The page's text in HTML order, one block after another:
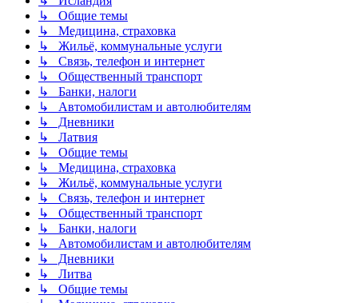
↳ Общие темы
↳ Медицина, страховка
↳ Жильё, коммунальные услуги
↳ Связь, телефон и интернет
↳ Общественный транспорт
↳ Банки, налоги
↳ Автомобилистам и автолюбителям
↳ Дневники
↳ Латвия
↳ Общие темы
↳ Медицина, страховка
↳ Жильё, коммунальные услуги
↳ Связь, телефон и интернет
↳ Общественный транспорт
↳ Банки, налоги
↳ Автомобилистам и автолюбителям
↳ Дневники
↳ Литва
↳ Общие темы